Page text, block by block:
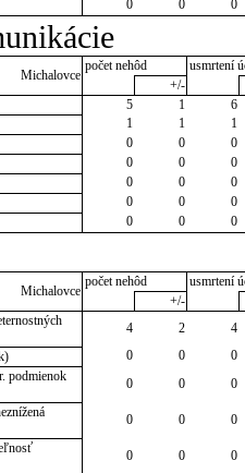
0 0 0
Michalovce
počet nehôd
usmrtení
+/-
5 1
6
1 1
1
0 0
0
0 0
0
0 0
0
0 0
0
0 0 0
Michalovce
počet nehôd
usmrtení
+/-
4 2
4
0 0
0
podmienok
0 0
0
0 0
0
0 0
0